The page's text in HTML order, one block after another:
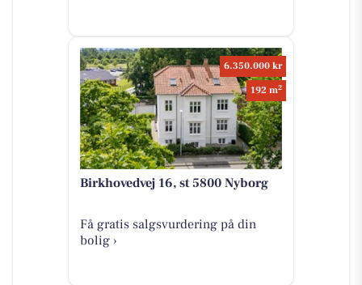
6.350.000 kr
192 m2
Birkhovedvej 16, st 5800 Nyborg
Få gratis salgsvurdering på din
bolig ›